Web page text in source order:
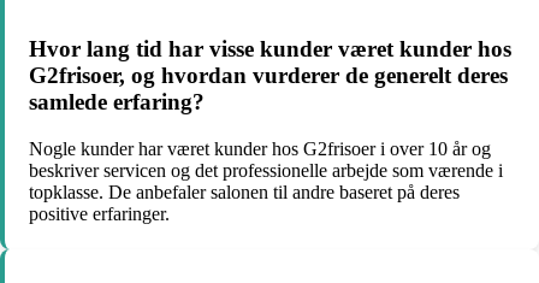
Hvor lang tid har visse kunder været kunder hos
G2frisoer, og hvordan vurderer de generelt deres
samlede erfaring?
Nogle kunder har været kunder hos G2frisoer i over 10 år og
beskriver servicen og det professionelle arbejde som værende i
topklasse. De anbefaler salonen til andre baseret på deres
positive erfaringer.